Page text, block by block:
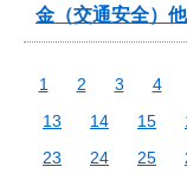
金（交通安全）
1 2 3 4
13
14 15
23
24 25